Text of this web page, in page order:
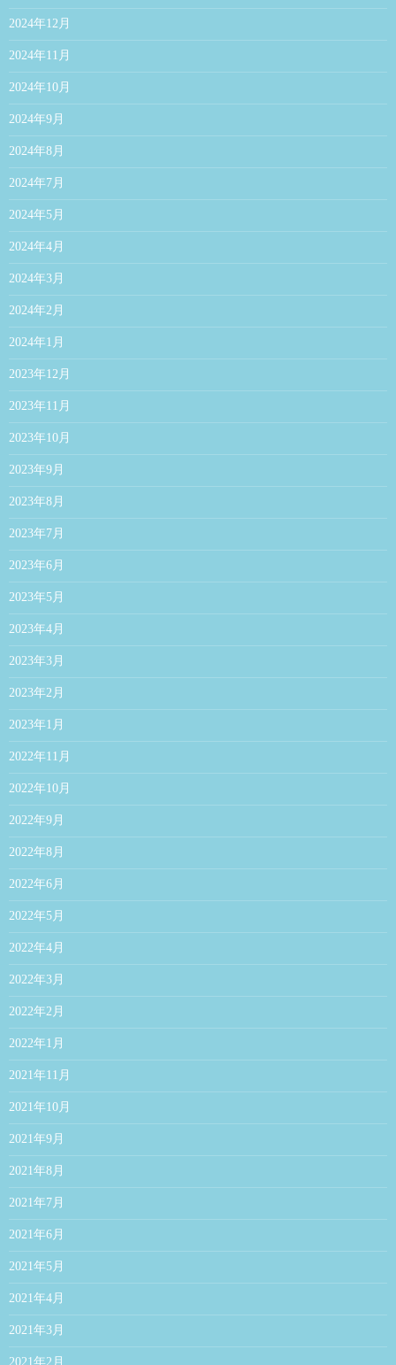
2024年12月
2024年11月
2024年10月
2024年9月
2024年8月
2024年7月
2024年5月
2024年4月
2024年3月
2024年2月
2024年1月
2023年12月
2023年11月
2023年10月
2023年9月
2023年8月
2023年7月
2023年6月
2023年5月
2023年4月
2023年3月
2023年2月
2023年1月
2022年11月
2022年10月
2022年9月
2022年8月
2022年6月
2022年5月
2022年4月
2022年3月
2022年2月
2022年1月
2021年11月
2021年10月
2021年9月
2021年8月
2021年7月
2021年6月
2021年5月
2021年4月
2021年3月
2021年2月